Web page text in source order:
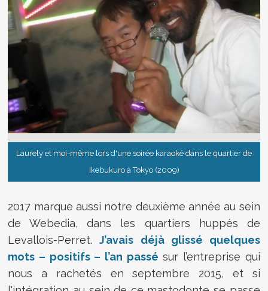
Laurely et moi-même lors d'une soirée karaoké dans le quartier de
Ikebukuro à Tokyo (2009)
2017 marque aussi notre deuxième année au sein
de Webedia, dans les quartiers huppés de
Levallois-Perret.J’avais déjà glissé quelques
mots – positifs – l’an passé sur l’entreprise qui
nous a rachetés en septembre 2015, et si